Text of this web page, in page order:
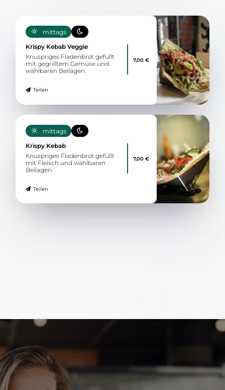
mittags
Krispy Kebab Veggie
Knuspriges Fladenbrot gefüllt
mit gegrilltem Gemüse und
wählbaren Beilagen.
Teilen
7,00 €
mittags
Krispy Kebab
Knuspriges Fladenbrot gefüllt
mit Fleisch und wählbaren
Beilagen.
Teilen
7,00 €